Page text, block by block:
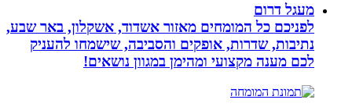
מעגל דרום
לפניכם כל המומחים מאזור אשדוד, אשקלון, באר שבע,
נתיבות, שדרות, אופקים והסביבה, שישמחו להעניק
לכם מענה מקצועי ומהימן במגוון נושאים!